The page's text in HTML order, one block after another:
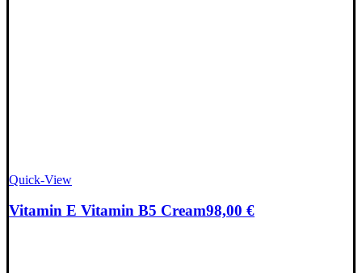
Quick-View
Vitamin E Vitamin B5 Cream98,00 €